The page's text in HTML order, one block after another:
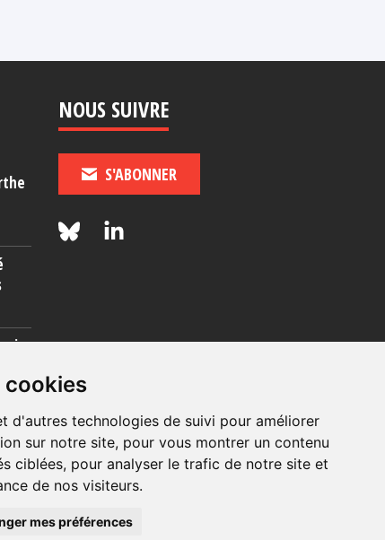
cookies
d'autres technologies de suivi pour améliorer
sur notre site, pour vous montrer un contenu
ciblées, pour analyser le trafic de notre site et
de nos visiteurs.
mes préférences
NOUS SUIVRE
S'ABONNER